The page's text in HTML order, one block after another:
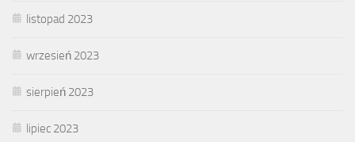
listopad 2023
wrzesień 2023
sierpień 2023
lipiec 2023